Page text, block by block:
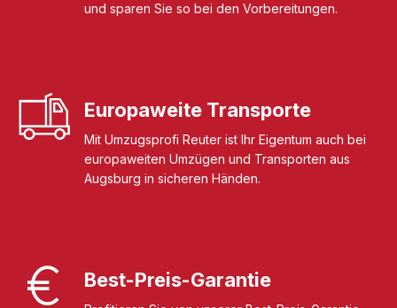
und sparen Sie so bei den Vorbereitungen.
Europaweite Transporte
Mit Umzugsprofi Reuter ist Ihr Eigentum auch bei
europaweiten Umzügen und Transporten aus
Augsburg in sicheren Händen.
Best-Preis-Garantie